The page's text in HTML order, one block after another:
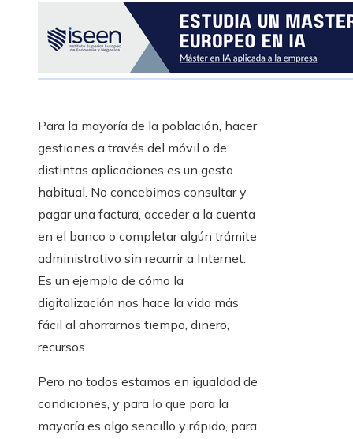
Para la mayoría de la población, hacer
gestiones a través del móvil o de
distintas aplicaciones es un gesto
habitual. No concebimos consultar y
pagar una factura, acceder a la cuenta
en el banco o completar algún trámite
administrativo sin recurrir a Internet.
Es un ejemplo de cómo la
digitalización nos hace la vida más
fácil al ahorrarnos tiempo, dinero,
recursos…
Pero no todos estamos en igualdad de
condiciones, y para lo que para la
mayoría es algo sencillo y rápido, para